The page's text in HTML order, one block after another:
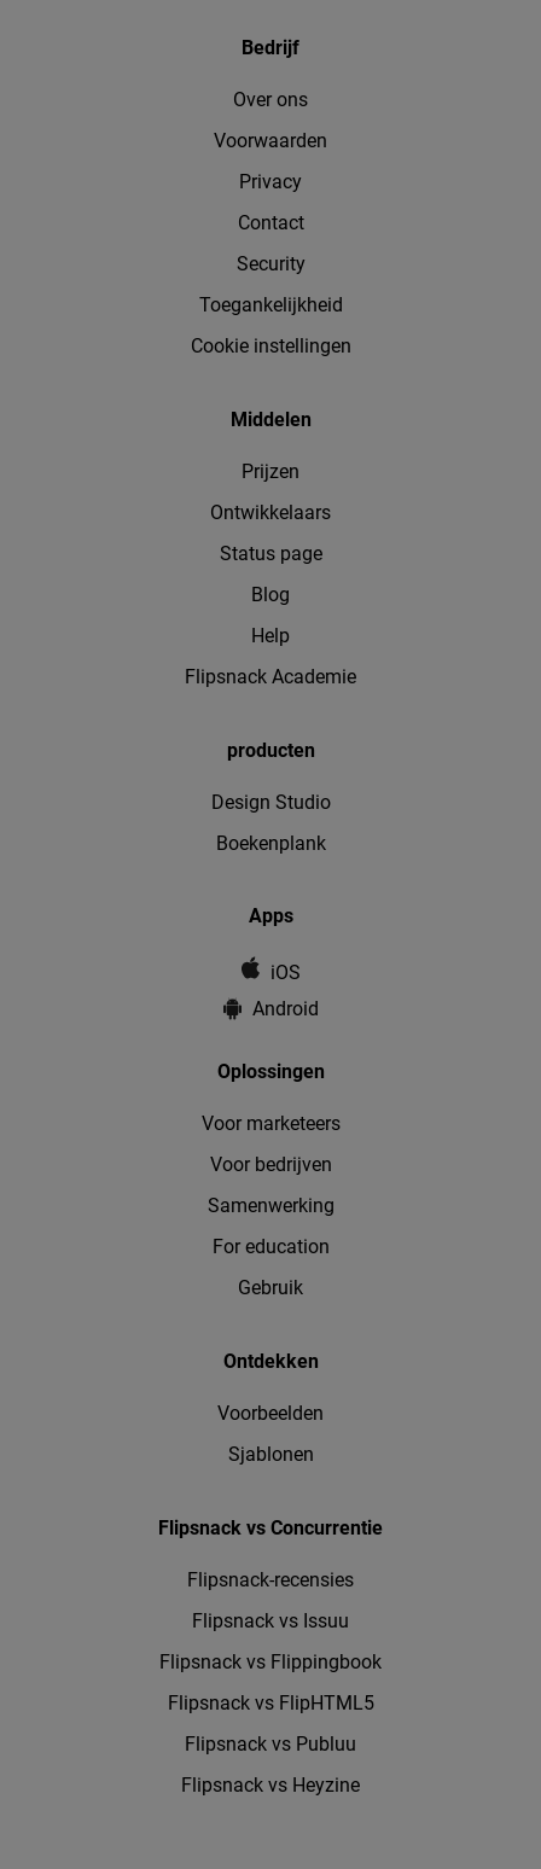
Bedrijf
Over ons
Voorwaarden
Privacy
Contact
Security
Toegankelijkheid
Cookie instellingen
Middelen
Prijzen
Ontwikkelaars
Status page
Blog
Help
Flipsnack Academie
producten
Design Studio
Boekenplank
Apps
iOS
Android
Oplossingen
Voor marketeers
Voor bedrijven
Samenwerking
For education
Gebruik
Ontdekken
Voorbeelden
Sjablonen
Flipsnack vs Concurrentie
Flipsnack-recensies
Flipsnack vs Issuu
Flipsnack vs Flippingbook
Flipsnack vs FlipHTML5
Flipsnack vs Publuu
Flipsnack vs Heyzine